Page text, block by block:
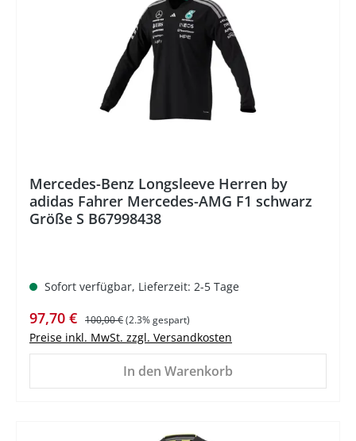
Mercedes-Benz Longsleeve Herren by
adidas Fahrer Mercedes-AMG F1 schwarz
Größe S B67998438
Sofort verfügbar, Lieferzeit: 2-5 Tage
Verkaufspreis:
97,70 € Regulärer Preis:
100,00 €(2.3% gespart)
Preise inkl. MwSt. zzgl. Versandkosten
In den Warenkorb